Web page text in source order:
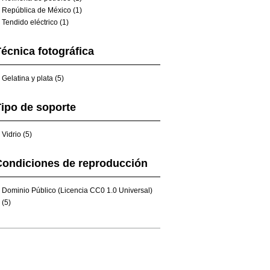
República de México (1)
Tendido eléctrico (1)
fotográfica
Gelatina y plata (5)
de soporte
Vidrio (5)
de reproducción
Dominio Público (Licencia CC0 1.0 Universal)
(5)